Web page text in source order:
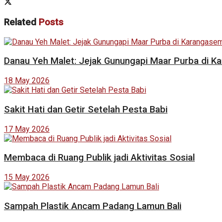
Related Posts
Danau Yeh Malet: Jejak Gunungapi Maar Purba di
18 May 2026
Sakit Hati dan Getir Setelah Pesta Babi
17 May 2026
Membaca di Ruang Publik jadi Aktivitas Sosial
15 May 2026
Sampah Plastik Ancam Padang Lamun Bali